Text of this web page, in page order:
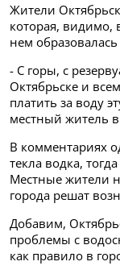
Жители
которая, видимо,
нем
- С горы, с
Октябрьске и
платить за воду
местный житель
В комментариях
текла водка,
Местные жители
города решат
Добавим,
проблемы с
как правило в